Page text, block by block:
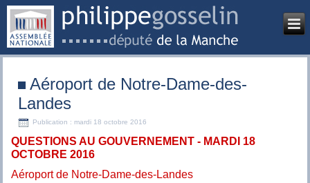
Aéroport de Notre-Dame-des-
Landes
Publication : mardi 18 octobre 2016
QUESTIONS AU GOUVERNEMENT - MARDI 18
OCTOBRE 2016
Aéroport de Notre-Dame-des-Landes